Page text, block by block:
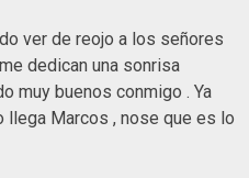
ver de reojo a los señores
dedican una sonrisa
muy buenos conmigo . Ya
llega Marcos , nose que es lo